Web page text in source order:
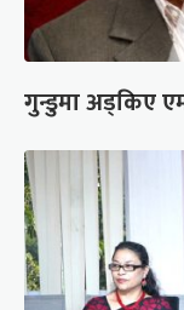
गुन्डुमा अड्किए